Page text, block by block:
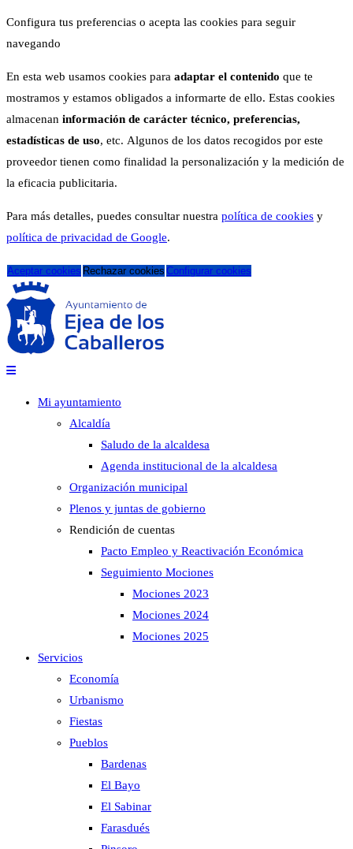
Configura tus preferencias o acepta las cookies para seguir
navegando
En esta web usamos cookies para adaptar el contenido que te
mostramos y estamos obligados a informarte de ello. Estas cookies
almacenan información de carácter técnico, preferencias,
estadísticas de uso, etc. Algunos de los datos recogidos por este
proveedor tienen como finalidad la personalización y la medición de
la eficacia publicitaria.
Para más detalles, puedes consultar nuestra política de cookies y
política de privacidad de Google.
Aceptar cookies Rechazar cookies Configurar cookies
Mi ayuntamiento
Alcaldía
Saludo de la alcaldesa
Agenda institucional de la alcaldesa
Organización municipal
Plenos y juntas de gobierno
Rendición de cuentas
Pacto Empleo y Reactivación Económica
Seguimiento Mociones
Mociones 2023
Mociones 2024
Mociones 2025
Servicios
Economía
Urbanismo
Fiestas
Pueblos
Bardenas
El Bayo
El Sabinar
Farasdués